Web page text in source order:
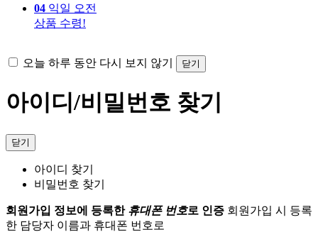
04 익일 오전
상품 수령!
오늘 하루 동안 다시 보지 않기 닫기
아이디/비밀번호 찾기
닫기
아이디 찾기
비밀번호 찾기
회원가입 정보에 등록한 휴대폰 번호로 인증 회원가입 시 등록
한 담당자 이름과 휴대폰 번호로